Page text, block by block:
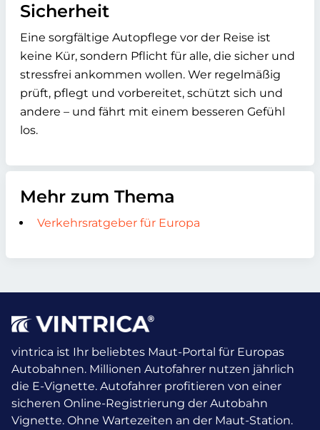
Sicherheit
Eine sorgfältige Autopflege vor der Reise ist
keine Kür, sondern Pflicht für alle, die sicher und
stressfrei ankommen wollen. Wer regelmäßig
prüft, pflegt und vorbereitet, schützt sich und
andere – und fährt mit einem besseren Gefühl
los.
Mehr zum Thema
Verkehrsratgeber für Europa
vintrica ist Ihr beliebtes Maut-Portal für Europas
Autobahnen. Millionen Autofahrer nutzen jährlich
die E-Vignette. Autofahrer profitieren von einer
sicheren Online-Registrierung der Autobahn
Vignette. Ohne Wartezeiten an der Maut-Station.